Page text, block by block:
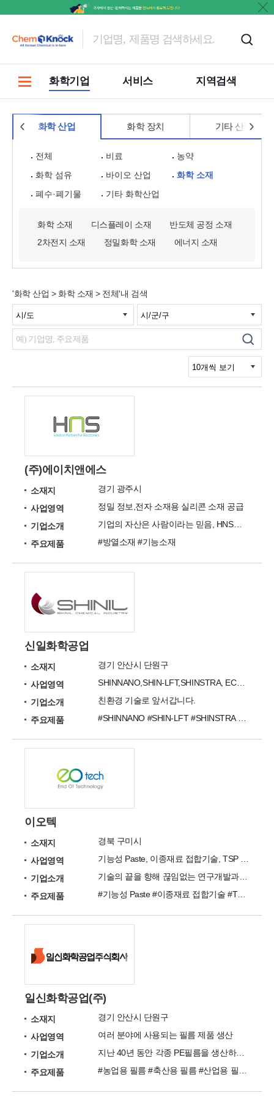
화학기업 서비스 지역검색
화학 산업 화학 장치 기타 산업
전체 비료
농약
화학 섬유
바이오 산업
화학 소재
폐수·폐기물
기타 화학산업
화학 소재 디스플레이 소재
반도체 공정 소재
2차전지 소재
정밀화학 소재 에너지 소재
'화학 산업 > 화학 소재 > 전체'내 검색
(주)에이치앤에스
소재지
경기 광주시
사업영역
정밀 정보,전자 소재용 실리콘 소재 공급
기업소개
기업의 자산은 사람이라는 믿음, HNS의 경영철학입니다.
주요제품
#방열소재 #기능소재
신일화학공업
소재지
경기 안산시 단원구
사업영역
SHINNANO,SHIN-LFT,SHINSTRA, ECO SHIN, SHINSTRA
기업소개
친환경 기술로 앞서갑니다.
주요제품
이오텍
소재지
경북 구미시
사업영역
기업소개
주요제품
#기능성 Paste #이종재료 접합기술 #TSP Wet Chemical #무역 Biz
일신화학공업(주)
소재지
경기 안산시 단원구
사업영역
여러 분야에 사용되는 필름 제품 생산
기업소개
지난 40년 동안 각종 PE필름을 생산하여 온 당사는 명실상부한 동양최대의 기업으로 성장하였습니다.
주요제품